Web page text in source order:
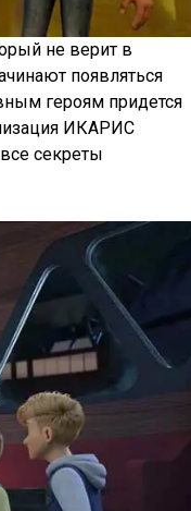
не верит в
появляться
героям придется
ИКАРИС
секреты